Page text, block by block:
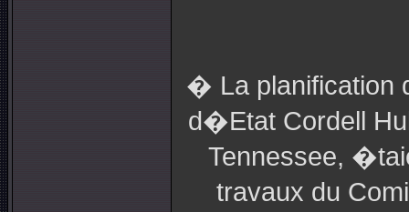
� La
d�Etat Cordell
Tennessee,
travaux du